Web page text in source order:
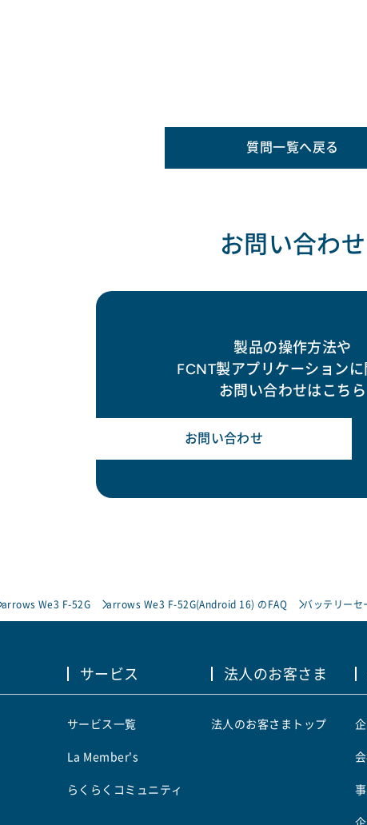
質問一覧へ戻る
お問い合わせ
製品の操作方法や
FCNT製アプリケーションに
お問い合わせはこちら
お問い合わせ
arrows We3 F-52G arrows We3 F-52G(Android 16) のFAQ バッテリーセ
サービス
サービス一覧
La Member's
らくらくコミュニティ
法人のお客さま
法人のお客さまトップ